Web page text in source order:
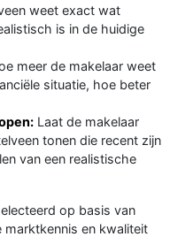
weet exact wat
is in de huidige
meer de makelaar weet
situatie, hoe beter
Laat de makelaar
tonen die recent zijn
van een realistische
op basis van
marktkennis en kwaliteit